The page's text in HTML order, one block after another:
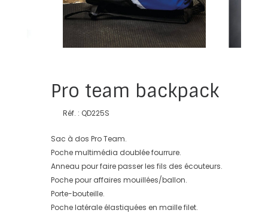
Pro team backpack
Réf. : QD225S
Sac à dos Pro Team.
Poche multimédia doublée fourrure.
Anneau pour faire passer les fils des écouteurs.
Poche pour affaires mouillées/ballon.
Porte-bouteille.
Poche latérale élastiquées en maille filet.